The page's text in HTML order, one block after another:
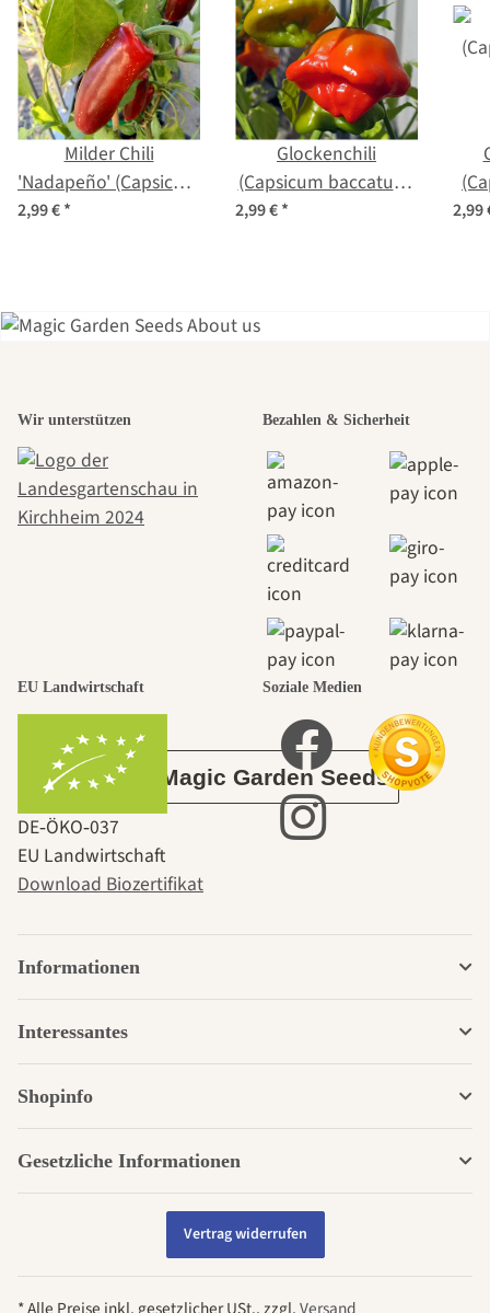
Milder Chili
'Nadapeño' (Capsicum
annuum) Bio Saatgut
2,99 €*
Glockenchili
(Capsicum baccatum)
Bio Saatgut
2,99 €* 2,99
schönsten
Wege zu uns
selbst führt
durch den
Garten
Über Magic Garden Seeds
Wir unterstützen Bezahlen & Sicherheit
EU Landwirtschaft
DE‑ÖKO‑037
EU Landwirtschaft
Download Biozertifikat
Soziale Medien
Informationen
Interessantes
Shopinfo
Gesetzliche Informationen
Vertrag widerrufen